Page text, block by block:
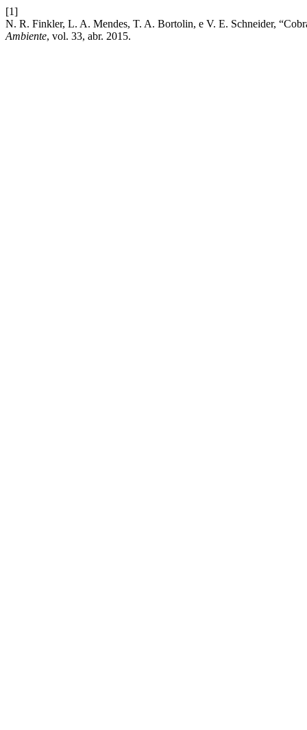
[1]
N. R. Finkler, L. A. Mendes, T. A. Bortolin, e V. E. Schneider,
Ambiente, vol. 33, abr. 2015.